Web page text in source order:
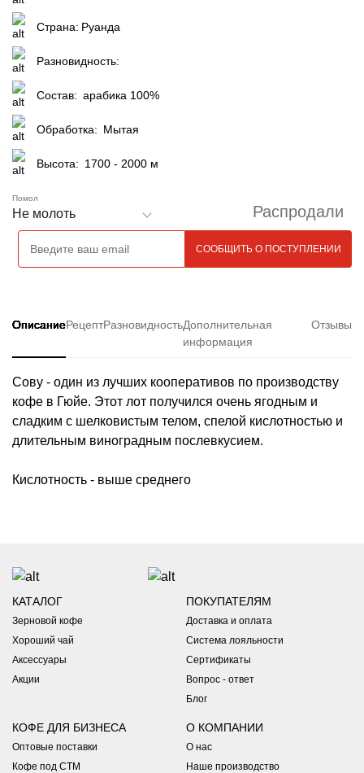
Страна: Руанда
Разновидность:
Состав: арабика 100%
Обработка: Мытая
Высота: 1700 - 2000 м
Помол
Не молоть Распродали
ОписаниеРецептРазновидностьДополнительная
информация
Отзывы
Сову - один из лучших кооперативов по производству
кофе в Гюйе. Этот лот получился очень ягодным и
сладким с шелковистым телом, спелой кислотностью и
длительным виноградным послевкусием.
Кислотность - выше среднего
заказов от 2500 руб.
Доставка в другие города и регионы России- Точная
пункты выдачи рассчитывается в корзине автоматически
*Оформили заказ в выходные?
- ожидайте подтверждение не
раньше понедельника.
1. Набережная Обводного канала 199-201, лит.К.
Режим работы: ПН - ПТ с 08:30 до 21:00 / СБ - ВС с 12:00 до
21:00
КАТАЛОГ
Зерновой кофе
Хороший чай
Аксессуары
Акции
ПОКУПАТЕЛЯМ
Доставка и оплата
Система лояльности
Сертификаты
Вопрос - ответ
Блог
КОФЕ ДЛЯ БИЗНЕСА
Оптовые поставки
Кофе под СТМ
О КОМПАНИИ
О нас
Наше производство